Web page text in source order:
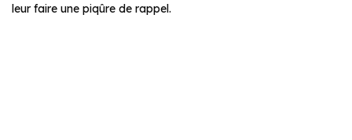
leur faire une piqûre de rappel.